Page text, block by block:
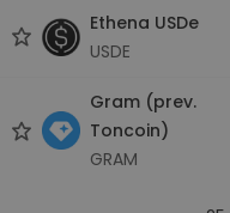
Ethena USDe
USDE
Gram (prev.
Toncoin)
GRAM